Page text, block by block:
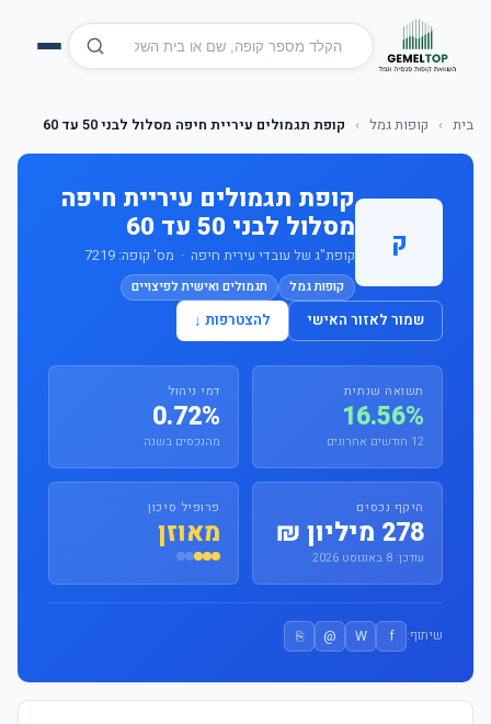
בית › קופות גמל › קופת תגמולים עיריית חיפה מסלול לבני 50 עד 60
ק
קופת תגמולים עיריית חיפה
מסלול לבני 50 עד 60
קופת"ג של עובדי עירית חיפה · מס' קופה: 7219
קופות גמל תגמולים ואישית לפיצויים
שמור לאזור האישי להצטרפות ↓
תשואה שנתית
16.56%
12 חודשים אחרונים
דמי ניהול
0.72%
מהנכסים בשנה
היקף נכסים
278 מיליון ₪
עודכן: 8 באוגוסט 2026
פרופיל סיכון
מאוזן
שיתוף: f
W
@
⎘